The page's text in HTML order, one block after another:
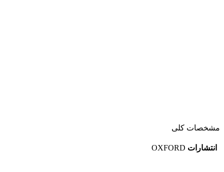
مشخصات کلی
انتشارات OXFORD